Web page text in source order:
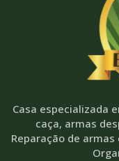
Casa especializada
caça, armas
Reparação de